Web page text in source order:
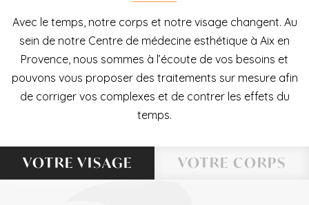
Avec le temps, notre corps et notre visage changent. Au
sein de notre Centre de médecine esthétique à Aix en
Provence, nous sommes à l’écoute de vos besoins et
pouvons vous proposer des traitements sur mesure afin
de corriger vos complexes et de contrer les effets du
temps.
VOTRE VISAGE VOTRE CORPS